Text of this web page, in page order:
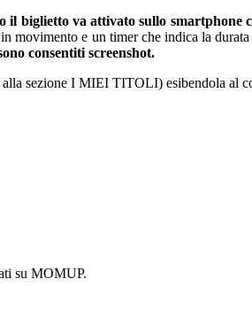
il biglietto va attivato sullo smartphone
e un timer che indica la
consentiti screenshot.
alla sezione I MIEI TITOLI) esibendola al
su MOMUP.